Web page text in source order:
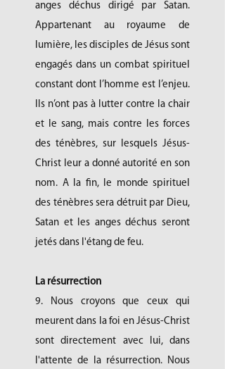
anges déchus dirigé par Satan.
Appartenant au royaume de
lumière, les disciples de Jésus sont
engagés dans un combat spirituel
constant dont l’homme est l’enjeu.
Ils n’ont pas à lutter contre la chair
et le sang, mais contre les forces
des ténèbres, sur lesquels Jésus-
Christ leur a donné autorité en son
nom. A la fin, le monde spirituel
des ténèbres sera détruit par Dieu,
Satan et les anges déchus seront
jetés dans l'étang de feu.
La résurrection
9. Nous croyons que ceux qui
meurent dans la foi en Jésus-Christ
sont directement avec lui, dans
l'attente de la résurrection. Nous